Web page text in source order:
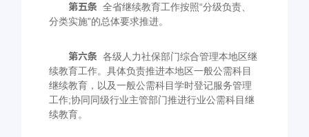
第五条 全省继续教育工作按照“分级负责、
分类实施”的总体要求推进。
第六条 各级人力社保部门综合管理本地区继
续教育工作。具体负责推进本地区一般公需科目
继续教育，以及一般公需科目学时登记服务管理
工作;协同同级行业主管部门推进行业公需科目继
续教育。